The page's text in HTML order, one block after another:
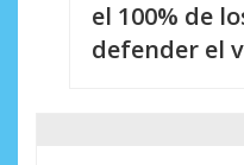
el 100% de
defender el